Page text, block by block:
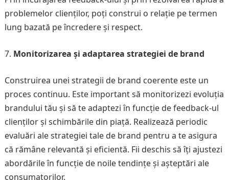
problemelor clienților, poți construi o relație pe termen
lung bazată pe încredere și respect.
Monitorizarea și adaptarea strategiei de brand
Construirea unei strategii de brand coerente este un
proces continuu. Este important să monitorizezi evoluția
brandului tău și să te adaptezi în funcție de feedback-ul
clienților și schimbările din piață. Realizează periodic
evaluări ale strategiei tale de brand pentru a te asigura
că rămâne relevantă și eficientă. Fii deschis să îți ajustezi
abordările în funcție de noile tendințe și așteptări ale
consumatorilor.